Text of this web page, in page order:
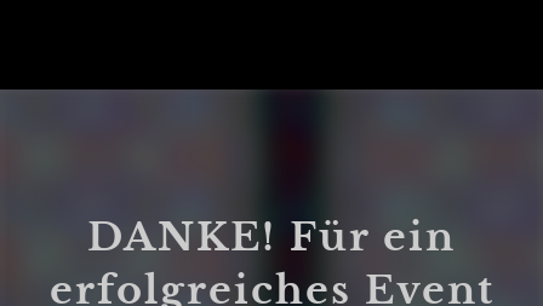
DANKE! Für ein
erfolgreiches Event